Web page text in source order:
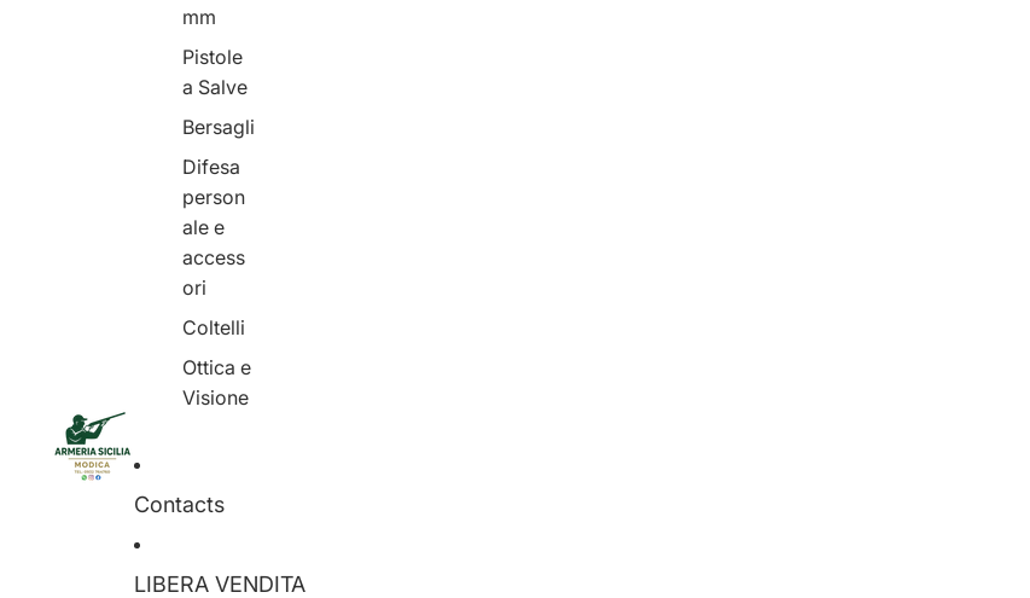
mm
Pistole
a Salve
Bersagli
Difesa
person
ale e
access
ori
Coltelli
Ottica e
Visione
Contacts
LIBERA VENDITA